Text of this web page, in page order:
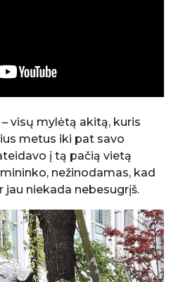
visų mylėtą akitą, kuris
metus iki pat savo
į tą pačią vietą
nežinodamas, kad
niekada nebesugrįš.